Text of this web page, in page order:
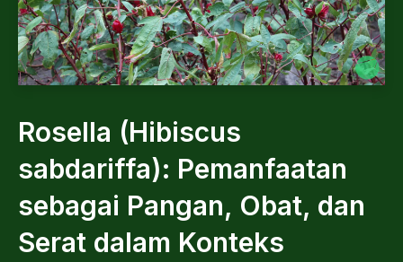
Rosella (Hibiscus
sabdariffa): Pemanfaatan
sebagai Pangan, Obat, dan
Serat dalam Konteks